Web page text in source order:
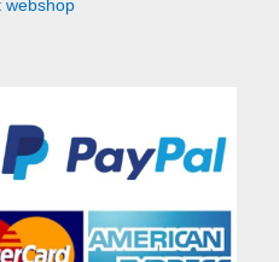
webshop